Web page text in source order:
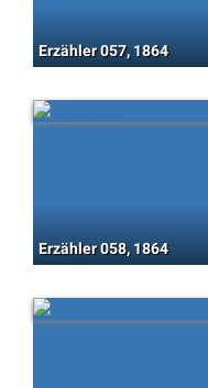
Erzähler 057, 1864
Erzähler 058, 1864